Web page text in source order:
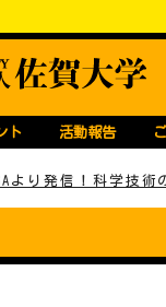
型
ト 活動報告
より発信！科学技